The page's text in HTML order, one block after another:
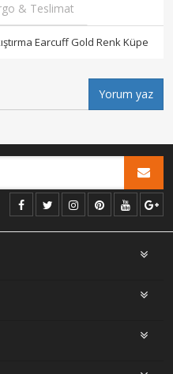
& Teslimat
Earcuff Gold Renk Küpe
Yorum yaz